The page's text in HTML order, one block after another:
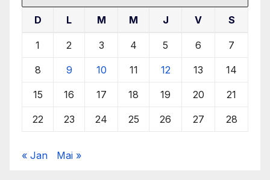
D L M M J V S
1 2 3 4 5 6 7
8 9 10 11 12 13 14
15 16 17 18 19 20 21
22 23 24 25 26 27 28
« Jan Mai »